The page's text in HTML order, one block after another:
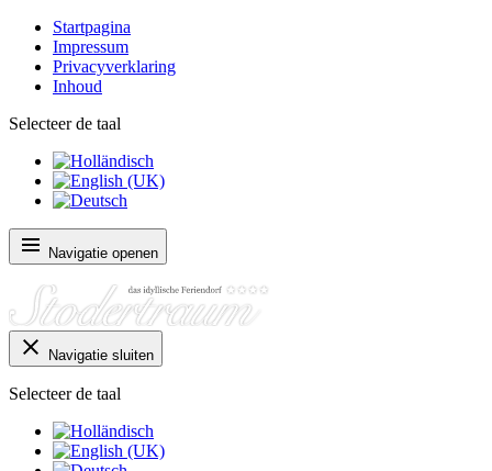
Startpagina
Impressum
Privacyverklaring
Inhoud
Selecteer de taal
Navigatie openen
Navigatie sluiten
Selecteer de taal